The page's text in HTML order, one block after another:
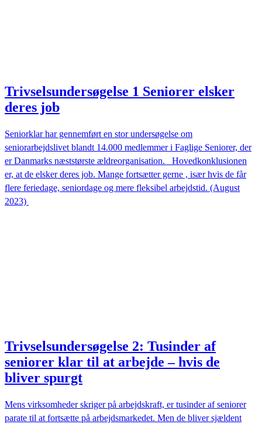
Trivselsundersøgelse 1 Seniorer elsker
deres job
Seniorklar har gennemført en stor undersøgelse om
seniorarbejdslivet blandt 14.000 medlemmer i Faglige Seniorer, der
er Danmarks næststørste ældreorganisation. Hovedkonklusionen
er, at de elsker deres job. Mange fortsætter gerne , især hvis de får
flere feriedage, seniordage og mere fleksibel arbejdstid. (August
2023)
Trivselsundersøgelse 2: Tusinder af
seniorer klar til at arbejde – hvis de
bliver spurgt
Mens virksomheder skriger på arbejdskraft, er tusinder af seniorer
parate til at fortsætte på arbejdsmarkedet. Men de bliver sjældent